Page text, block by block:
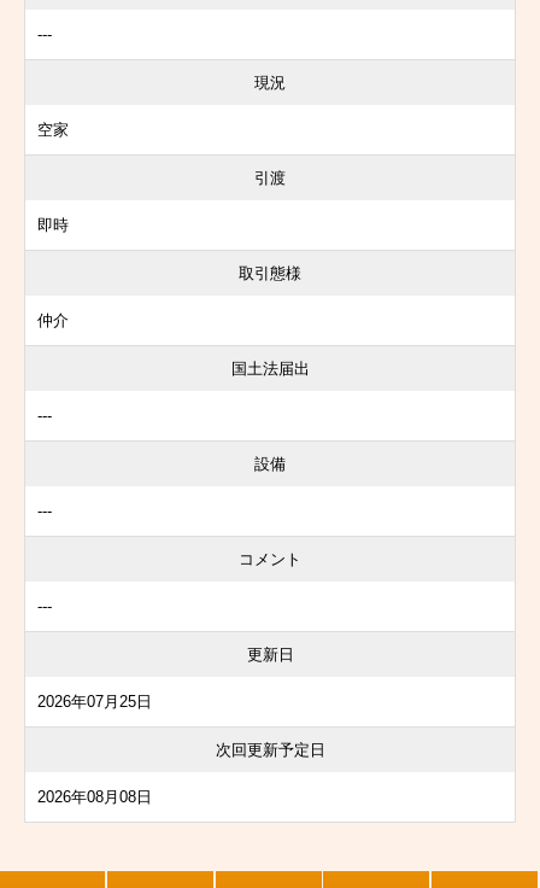
---
現況
空家
引渡
即時
取引態様
仲介
国土法届出
---
設備
---
コメント
---
更新日
2026年07月25日
次回更新予定日
2026年08月08日